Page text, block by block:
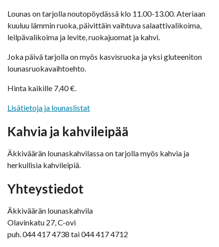
Lounas on tarjolla noutopöydässä klo 11.00-13.00. Ateriaan
kuuluu lämmin ruoka, päivittäin vaihtuva salaattivalikoima,
leilpävalikoima ja levite, ruokajuomat ja kahvi.
Joka päivä tarjolla on myös kasvisruoka ja yksi gluteeniton
lounasruokavaihtoehto.
Hinta kaikille 7,40 €.
Lisätietoja ja lounaslistat
Kahvia ja kahvileipää
Äkkiväärän lounaskahvilassa on tarjolla myös kahvia ja
herkullisia kahvileipiä.
Yhteystiedot
Äkkiväärän lounaskahvila
Olavinkatu 27, C-ovi
puh. 044 417 4738 tai 044 417 4712